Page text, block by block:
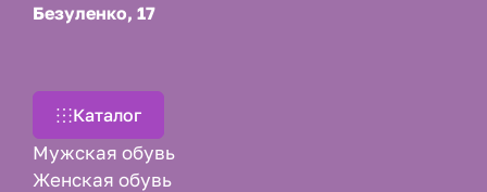
Безуленко, 17
Каталог
Мужская обувь
Женская обувь